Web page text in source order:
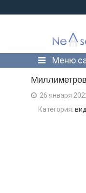
Меню
26 января
Категория: